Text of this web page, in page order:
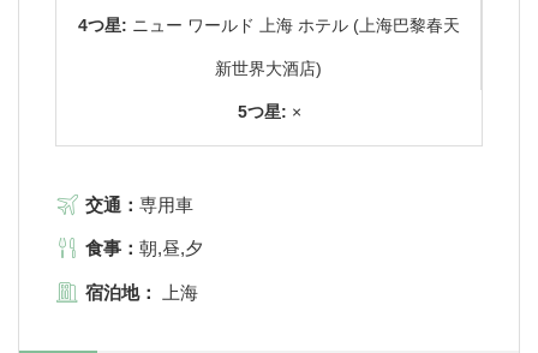
4つ星: ニュー ワールド 上海 ホテル (上海巴黎春天
新世界大酒店)
5つ星: ×
交通： 専用車
食事： 朝,昼,夕
宿泊地： 上海